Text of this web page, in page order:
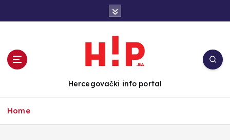
e
Hercegovački info portal
Home